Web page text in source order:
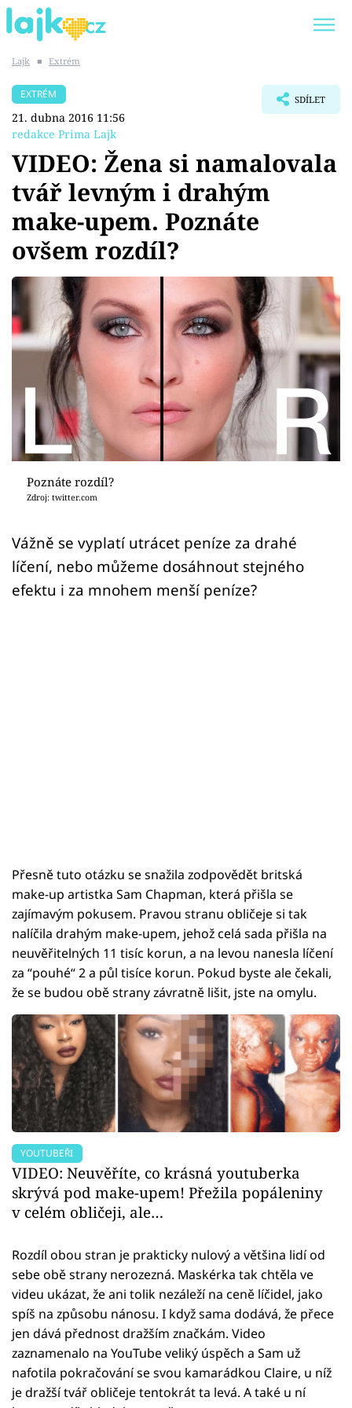
SHOPAHOLICADEL
Témata
Showbyznys
Youtubeři
Virály
Sex a vztahy
Videa
Sledujte prima+
Přihlášení
Sledujte nás
Lajk ■ Extrém
EXTRÉM
21. dubna 2016 11:56
redakce Prima Lajk
SDÍLET
VIDEO: Žena si namalovala
tvář levným i drahým
make-upem. Poznáte
ovšem rozdíl?
Poznáte rozdíl?
Zdroj: twitter.com
Vážně se vyplatí utrácet peníze za drahé
líčení, nebo můžeme dosáhnout stejného
efektu i za mnohem menší peníze?
Přesně tuto otázku se snažila zodpovědět britská
make-up artistka Sam Chapman, která přišla se
zajímavým pokusem. Pravou stranu obličeje si tak
nalíčila drahým make-upem, jehož celá sada přišla na
neuvěřitelných 11 tisíc korun, a na levou nanesla líčení
za “pouhé“ 2 a půl tisíce korun. Pokud byste ale čekali,
že se budou obě strany závratně lišit, jste na omylu.
YOUTUBEŘI
VIDEO: Neuvěříte, co krásná youtuberka
skrývá pod make-upem! Přežila popáleniny
v celém obličeji, ale…
Rozdíl obou stran je prakticky nulový a většina lidí od
sebe obě strany nerozezná. Maskérka tak chtěla ve
videu ukázat, že ani tolik nezáleží na ceně líčidel, jako
spíš na způsobu nánosu. I když sama dodává, že přece
jen dává přednost dražším značkám. Video
zaznamenalo na YouTube veliký úspěch a Sam už
nafotila pokračování se svou kamarádkou Claire, u níž
je dražší tvář obličeje tentokrát ta levá. A také u ní